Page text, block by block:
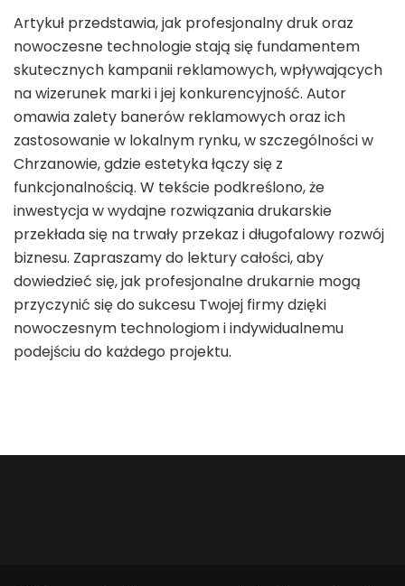
Artykuł przedstawia, jak profesjonalny druk oraz
nowoczesne technologie stają się fundamentem
skutecznych kampanii reklamowych, wpływających
na wizerunek marki i jej konkurencyjność. Autor
omawia zalety banerów reklamowych oraz ich
zastosowanie w lokalnym rynku, w szczególności w
Chrzanowie, gdzie estetyka łączy się z
funkcjonalnością. W tekście podkreślono, że
inwestycja w wydajne rozwiązania drukarskie
przekłada się na trwały przekaz i długofalowy rozwój
biznesu. Zapraszamy do lektury całości, aby
dowiedzieć się, jak profesjonalne drukarnie mogą
przyczynić się do sukcesu Twojej firmy dzięki
nowoczesnym technologiom i indywidualnemu
podejściu do każdego projektu.